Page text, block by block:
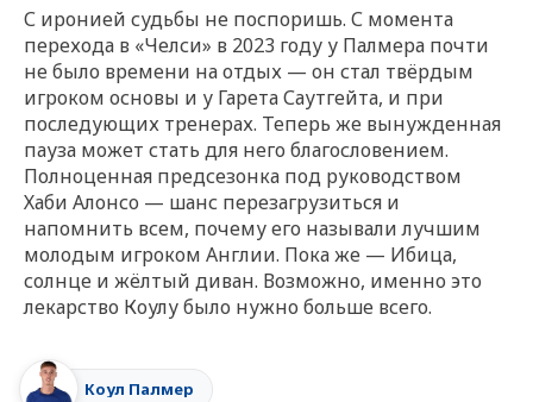
С иронией судьбы не поспоришь. С момента
перехода в «Челси» в 2023 году у Палмера почти
не было времени на отдых — он стал твёрдым
игроком основы и у Гарета Саутгейта, и при
последующих тренерах. Теперь же вынужденная
пауза может стать для него благословением.
Полноценная предсезонка под руководством
Хаби Алонсо — шанс перезагрузиться и
напомнить всем, почему его называли лучшим
молодым игроком Англии. Пока же — Ибица,
солнце и жёлтый диван. Возможно, именно это
лекарство Коулу было нужно больше всего.
Коул Палмер